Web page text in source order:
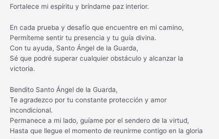
Fortalece mi espíritu y bríndame paz interior.
En cada prueba y desafío que encuentre en mi camino,
Permíteme sentir tu presencia y tu guía divina.
Con tu ayuda, Santo Ángel de la Guarda,
Sé que podré superar cualquier obstáculo y alcanzar la
victoria.
Bendito Santo Ángel de la Guarda,
Te agradezco por tu constante protección y amor
incondicional.
Permanece a mi lado, guíame por el sendero de la virtud,
Hasta que llegue el momento de reunirme contigo en la gloria